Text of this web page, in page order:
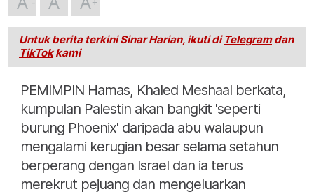
Untuk berita terkini Sinar Harian, ikuti di Telegramdan
TikTokkami
PEMIMPIN Hamas, Khaled Meshaal berkata,
kumpulan Palestin akan bangkit 'seperti
burung Phoenix' daripada abu walaupun
mengalami kerugian besar selama setahun
berperang dengan Israel dan ia terus
merekrut pejuang dan mengeluarkan